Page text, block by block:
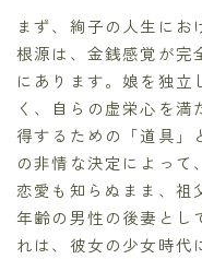
まず、絢子の人生にお
根源は、金銭感覚が完
にあります。娘を独立
く、自らの虚栄心を
得するための「道具」
の非情な決定によって
恋愛も知らぬまま、祖
年齢の男性の後妻とし
れは、彼女の少女時代